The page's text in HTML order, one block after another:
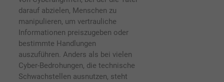
darauf abzielen, Menschen zu
manipulieren, um vertrauliche
Informationen preiszugeben oder
bestimmte Handlungen
auszuführen. Anders als bei vielen
Cyber-Bedrohungen, die technische
Schwachstellen ausnutzen, steht